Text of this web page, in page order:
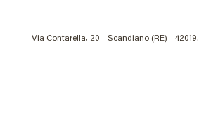
Via Contarella, 20 - Scandiano (RE) - 42019.